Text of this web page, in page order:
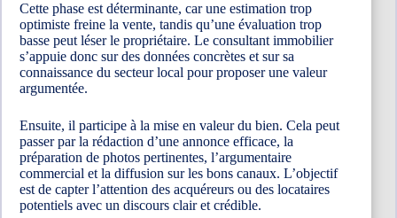
Cette phase est déterminante, car une estimation trop
optimiste freine la vente, tandis qu’une évaluation trop
basse peut léser le propriétaire. Le consultant immobilier
s’appuie donc sur des données concrètes et sur sa
connaissance du secteur local pour proposer une valeur
argumentée.
Ensuite, il participe à la mise en valeur du bien. Cela peut
passer par la rédaction d’une annonce efficace, la
préparation de photos pertinentes, l’argumentaire
commercial et la diffusion sur les bons canaux. L’objectif
est de capter l’attention des acquéreurs ou des locataires
potentiels avec un discours clair et crédible.